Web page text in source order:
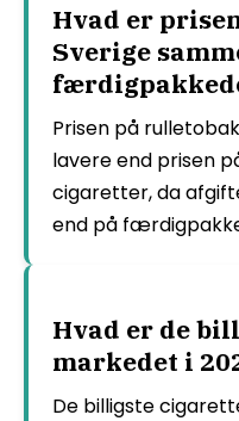
Hvad er
Sverige
Prisen på
lavere end prisen
cigaretter, da
end på
Hvad er de
markedet i
De billigste